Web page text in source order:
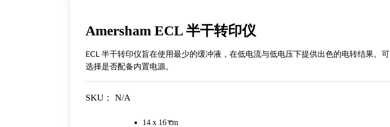
Amersham ECL 半干转印仪
ECL 半干转印仪旨在使用最少的缓冲液，在低电流与低电压下提供出色的电转结果。可
选择是否配备内置电源。
SKU： N/A
14 x 16 cm